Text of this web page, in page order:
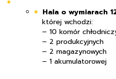
Hala o wymiarach
której wchodzi:
– 10 komór
– 2 produkcyjnych
– 2 magazynowych
– 1 akumulatorowej